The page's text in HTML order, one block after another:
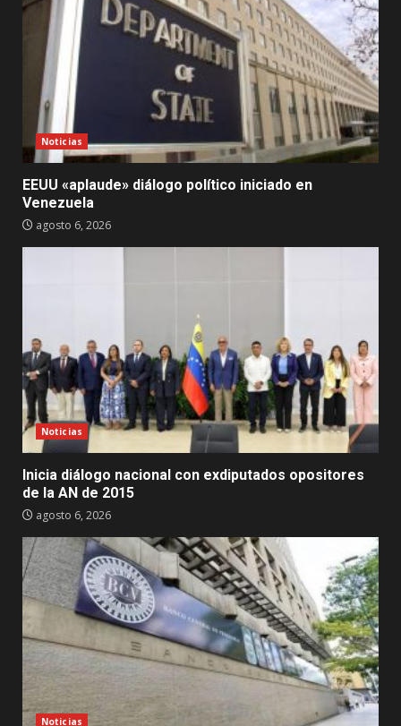
Noticias
EEUU «aplaude» diálogo político iniciado en
Venezuela
agosto 6, 2026
Noticias
Inicia diálogo nacional con exdiputados opositores
de la AN de 2015
agosto 6, 2026
Noticias